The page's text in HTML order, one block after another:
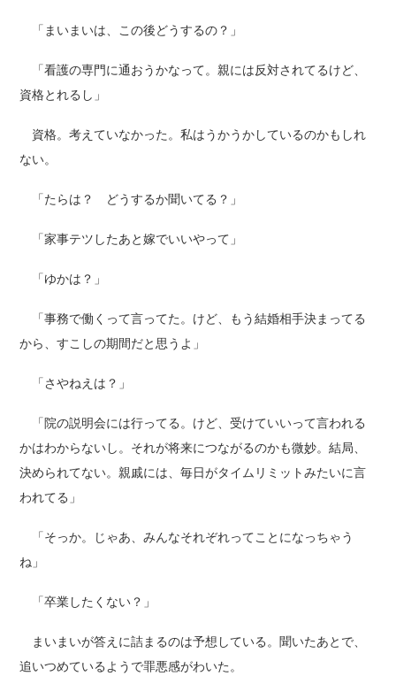
「まいまいは、この後どうするの？」
「看護の専門に通おうかなって。親には反対されてるけど、
資格とれるし」
資格。考えていなかった。私はうかうかしているのかもしれ
ない。
「たらは？ どうするか聞いてる？」
「家事テツしたあと嫁でいいやって」
「ゆかは？」
「事務で働くって言ってた。けど、もう結婚相手決まってる
から、すこしの期間だと思うよ」
「さやねえは？」
「院の説明会には行ってる。けど、受けていいって言われる
かはわからないし。それが将来につながるのかも微妙。結局、
決められてない。親戚には、毎日がタイムリミットみたいに言
われてる」
「そっか。じゃあ、みんなそれぞれってことになっちゃう
ね」
「卒業したくない？」
まいまいが答えに詰まるのは予想している。聞いたあとで、
追いつめているようで罪悪感がわいた。